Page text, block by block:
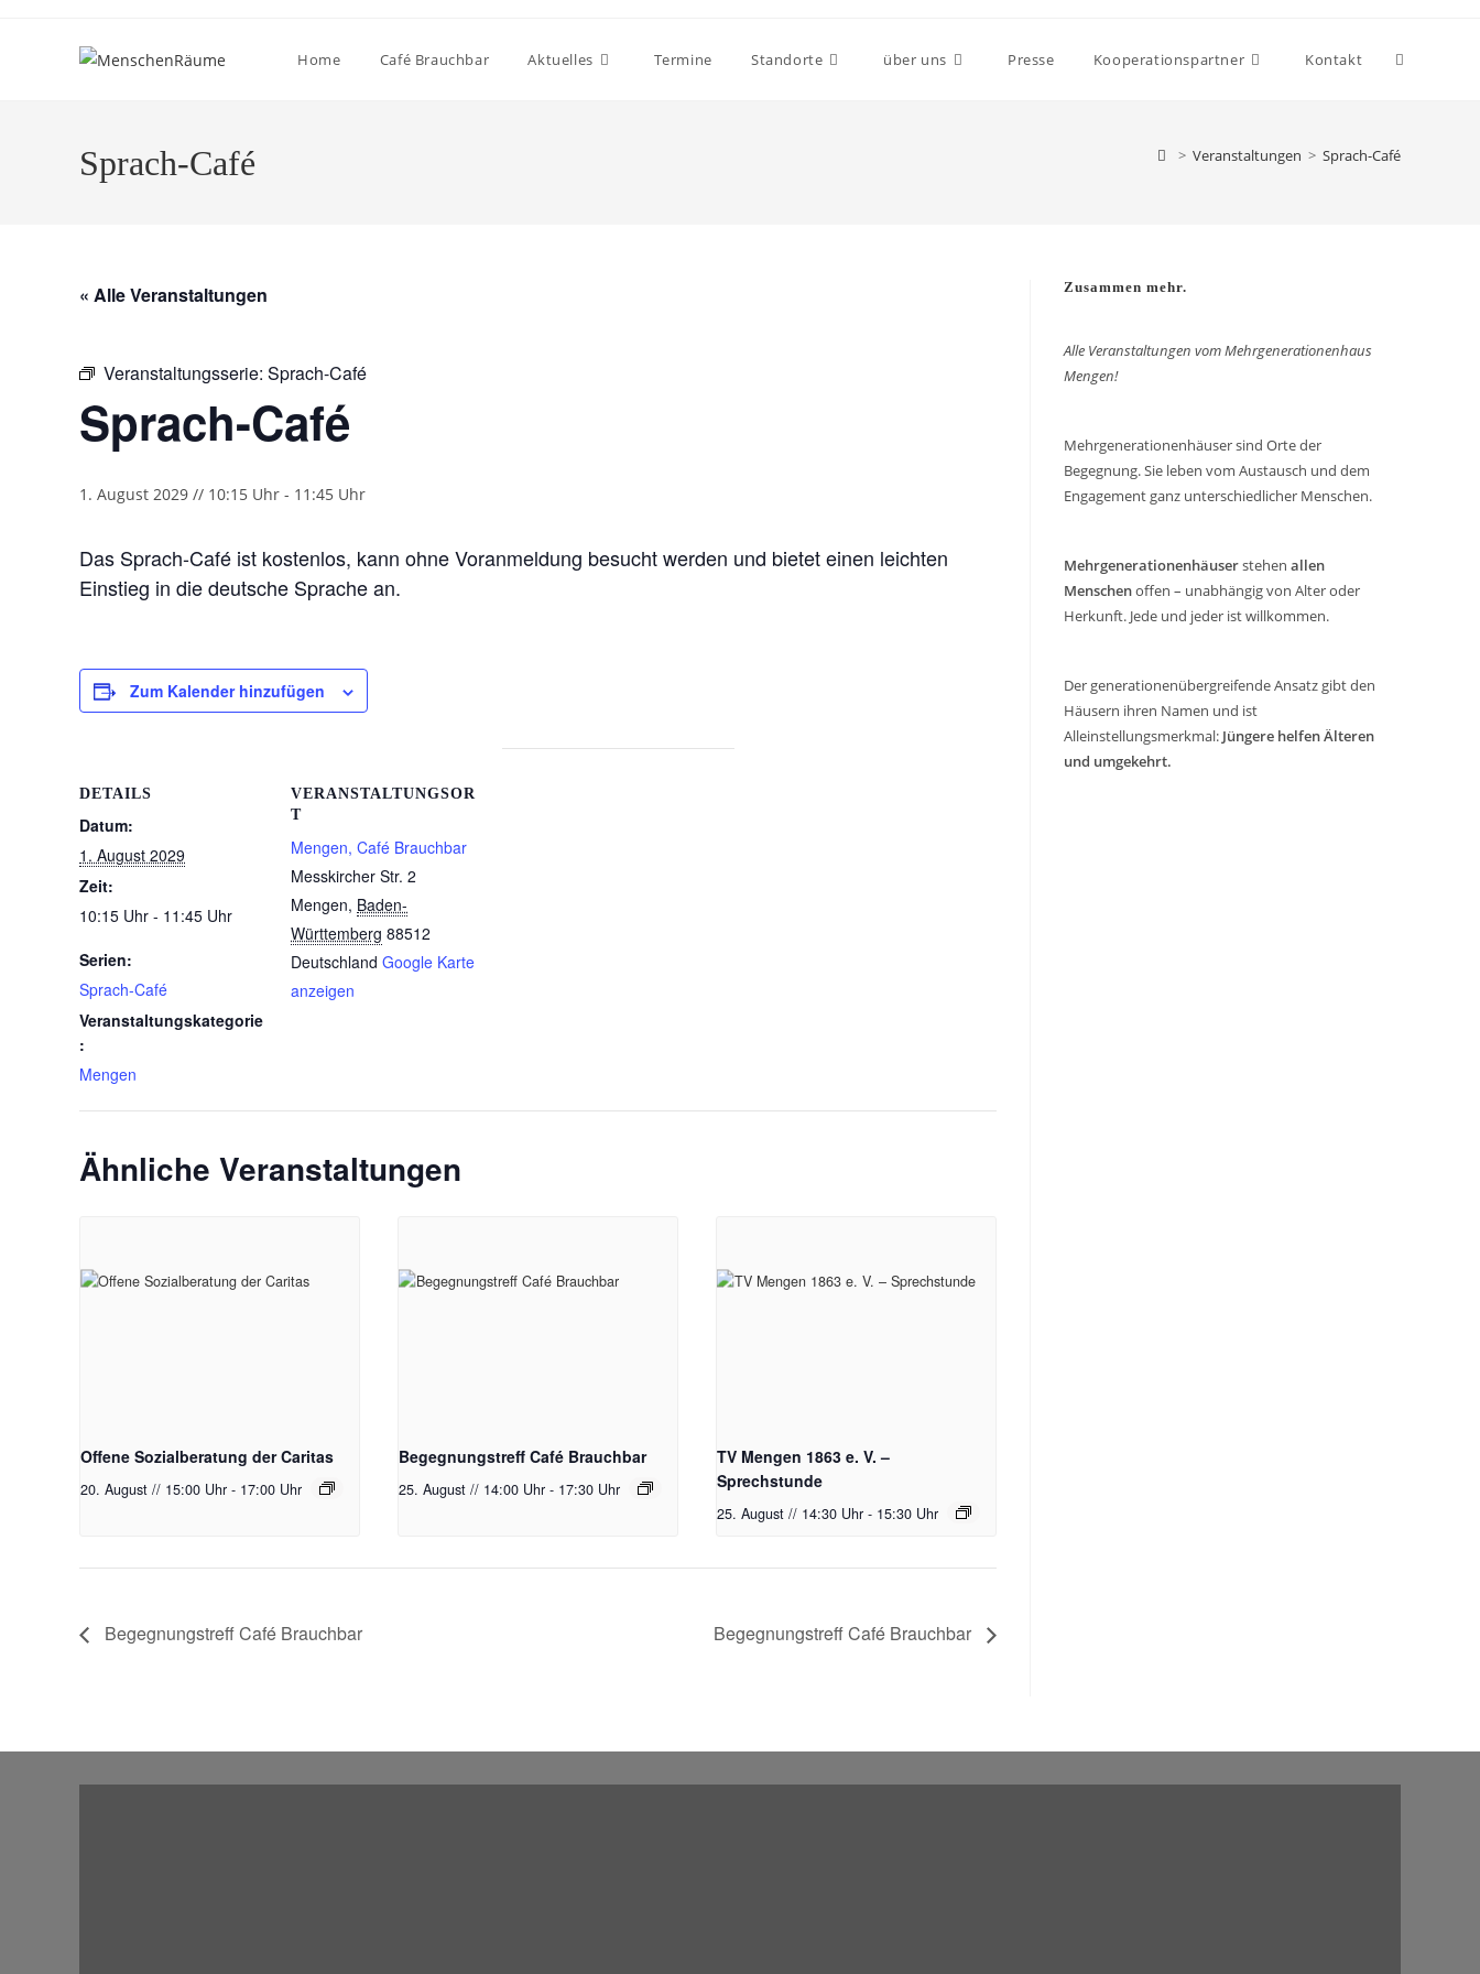
Home Café Brauchbar Aktuelles Termine Standorte über uns Presse Kooperationspartner Kontakt
Sprach-Café > Veranstaltungen > Sprach-Café
« Alle Veranstaltungen
Veranstaltungsserie: Sprach-Café
Sprach-Café
1. August 2029 // 10:15 Uhr - 11:45 Uhr
Das Sprach-Café ist kostenlos, kann ohne Voranmeldung besucht werden und bietet einen leichten
Einstieg in die deutsche Sprache an.
Zum Kalender hinzufügen
DETAILS
Datum:
1. August 2029
Zeit:
10:15 Uhr - 11:45 Uhr
Serien:
Sprach-Café
Veranstaltungskategorie
:
Mengen
VERANSTALTUNGSOR
T
Mengen, Café Brauchbar
Messkircher Str. 2
Mengen, Baden-
Württemberg 88512
Deutschland Google Karte
anzeigen
Ähnliche Veranstaltungen
Offene Sozialberatung der Caritas
20. August // 15:00 Uhr - 17:00 Uhr
Begegnungstreff Café Brauchbar
25. August // 14:00 Uhr - 17:30 Uhr
TV Mengen 1863 e. V. –
Sprechstunde
25. August // 14:30 Uhr - 15:30 Uhr
Begegnungstreff Café Brauchbar Begegnungstreff Café Brauchbar
Zusammen mehr.
Alle Veranstaltungen vom Mehrgenerationenhaus
Mengen!
Mehrgenerationenhäuser sind Orte der
Begegnung. Sie leben vom Austausch und dem
Engagement ganz unterschiedlicher Menschen.
Mehrgenerationenhäuserstehen allen
Menschenoffen – unabhängig von Alter oder
Herkunft. Jede und jeder ist willkommen.
Der generationenübergreifende Ansatz gibt den
Häusern ihren Namen und ist
Alleinstellungsmerkmal: Jüngere helfen Älteren
und umgekehrt.